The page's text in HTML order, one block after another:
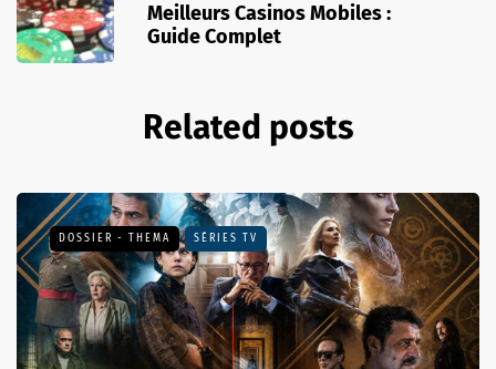
Meilleurs Casinos Mobiles :
Guide Complet
Related posts
DOSSIER - THEMA SÉRIES TV